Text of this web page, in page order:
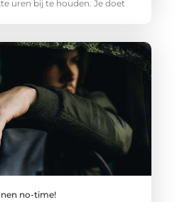
uren bij te houden. Je doet
no-time!